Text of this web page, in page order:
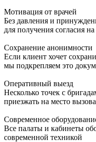
Мотивация от врачей
Без давления и
для получения согласия
Сохранение анонимности
Если клиент хочет
мы подкрепляем это
Оперативный выезд
Несколько точек с
приезжать на место вызова
Современное
Все палаты и кабинеты
современной техникой